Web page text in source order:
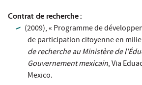
Contrat de recherche:
(2009), « Programme de
de participation citoyenne en
de recherche au Ministère de
Gouvernement mexicain, Via
Mexico.